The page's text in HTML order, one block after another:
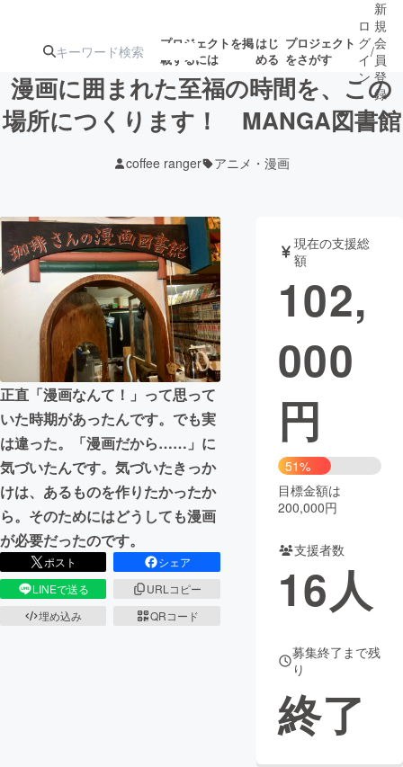
プロジェクトを掲
載するには
はじ
める
プロジェクト
をさがす
ジェクト
ロジェクト
アート・写真 音楽
テクノロジー・ガジェット ゲーム・サ
映像・映画
ビジネス・起業
まちづくり・地域活性化
CAMPFIRE for Social Good
CAMPFIRE Creation
CAMPFIREふるさと納税machi-ya コミュニティ
ロ
グ
イ
ン
/
新
規
会
員
登
録
漫画に囲まれた至福の時間を、この
場所につくります！ MANGA図書館
coffee ranger アニメ・漫画
正直「漫画なんて！」って思って
いた時期があったんです。でも実
は違った。「漫画だから……」に
気づいたんです。気づいたきっか
けは、あるものを作りたかったか
ら。そのためにはどうしても漫画
が必要だったのです。
ポスト
シェア
LINEで送る
URLコピー
埋め込み
QRコード
現在の支援総
額
102,
000
円
51%
目標金額は
200,000円
支援者数
16人
募集終了まで残
り
終了